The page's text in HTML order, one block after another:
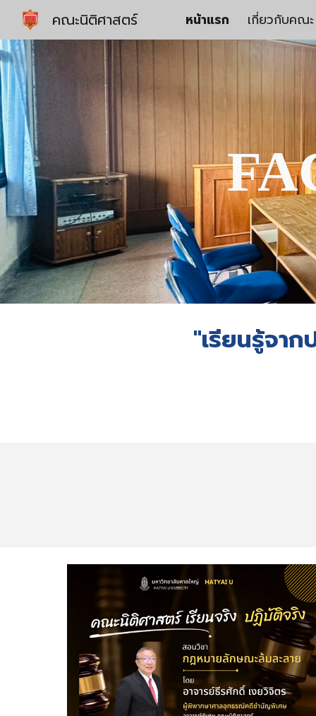
คณะนิติศาสตร์ หน้าแรก เกี่ยวกับคณะ
"เรียนรู้จา